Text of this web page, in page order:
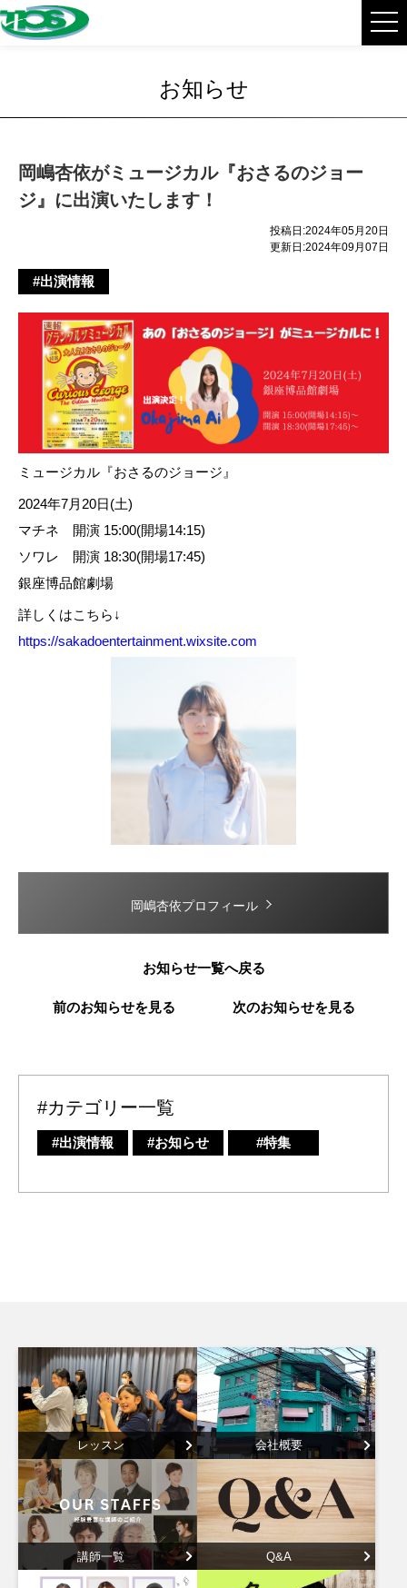
お知らせ
岡嶋杏依がミュージカル『おさるのジョー
ジ』に出演いたします！
投稿日:2024年05月20日
更新日:2024年09月07日
#出演情報
ミュージカル『おさるのジョージ』
2024年7月20日(土)
マチネ 開演 15:00(開場14:15)
ソワレ 開演 18:30(開場17:45)
銀座博品館劇場
詳しくはこちら↓
https://sakadoentertainment.wixsite.com
岡嶋杏依プロフィール
前のお知らせを見る
お知らせ一覧へ戻る
次のお知らせを見る
#カテゴリー一覧
#出演情報 #お知らせ #特集
レッスン 会社概要
講師一覧 Q&A